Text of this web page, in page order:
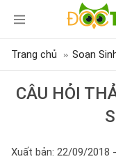
Trang chủ Soạn
CÂU HỎI
Xuất bản: 22/09/2018